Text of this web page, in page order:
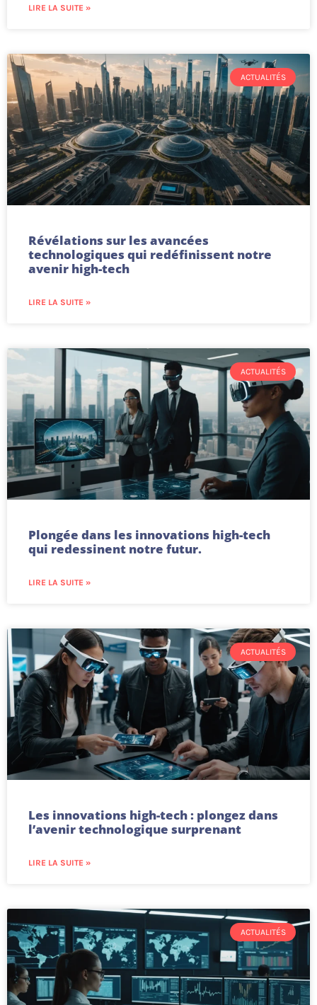
LIRE LA SUITE »
ACTUALITÉS
Révélations sur les avancées
technologiques qui redéfinissent notre
avenir high-tech
LIRE LA SUITE »
ACTUALITÉS
Plongée dans les innovations high-tech
qui redessinent notre futur.
LIRE LA SUITE »
ACTUALITÉS
Les innovations high-tech : plongez dans
l’avenir technologique surprenant
LIRE LA SUITE »
ACTUALITÉS